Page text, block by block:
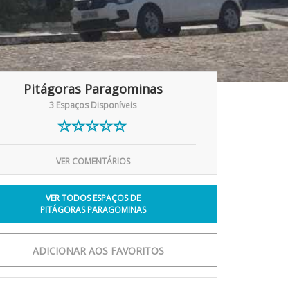
Pitágoras Paragominas
3 Espaços Disponíveis
VER COMENTÁRIOS
VER TODOS ESPAÇOS DE
PITÁGORAS PARAGOMINAS